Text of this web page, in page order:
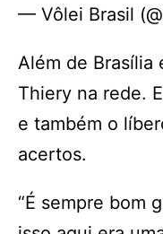
— Vôlei Brasil
Além de Brasília
Thiery na rede.
e também o
acertos.
“É sempre bom